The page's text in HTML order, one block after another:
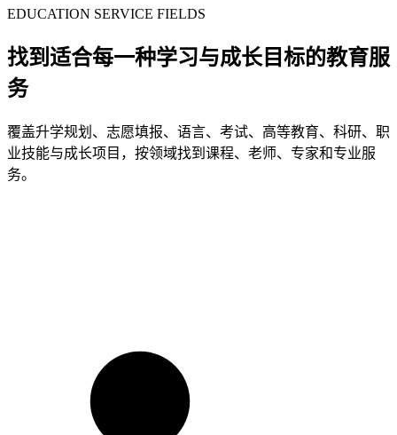
EDUCATION SERVICE FIELDS
找到适合每一种学习与成长目标的教育服
务
覆盖升学规划、志愿填报、语言、考试、高等教育、科研、职
业技能与成长项目，按领域找到课程、老师、专家和专业服
务。